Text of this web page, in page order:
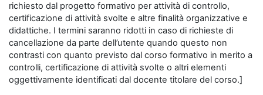
richiesto dal progetto formativo per attività di controllo,
certificazione di attività svolte e altre finalità organizzative e
didattiche. I termini saranno ridotti in caso di richieste di
cancellazione da parte dell’utente quando questo non
contrasti con quanto previsto dal corso formativo in merito a
controlli, certificazione di attività svolte o altri elementi
oggettivamente identificati dal docente titolare del corso.]